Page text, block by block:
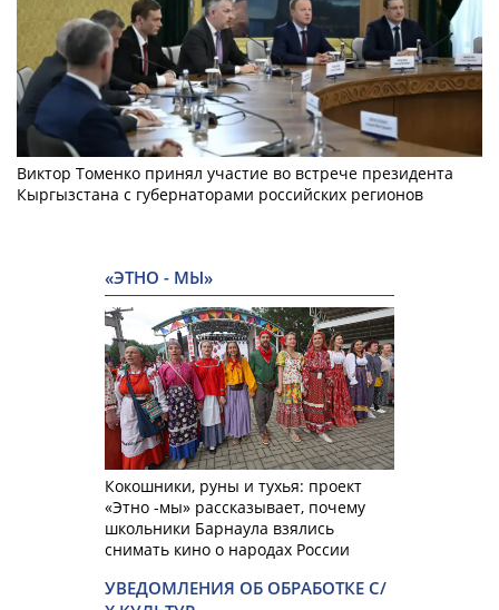
Виктор Томенко принял участие во встрече президента
Кыргызстана с губернаторами российских регионов
«ЭТНО - МЫ»
Кокошники, руны и тухья: проект
«Этно -мы» рассказывает, почему
школьники Барнаула взялись
снимать кино о народах России
УВЕДОМЛЕНИЯ ОБ ОБРАБОТКЕ С/